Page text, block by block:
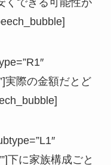
実際の金額だとど
下に家族構成ごと